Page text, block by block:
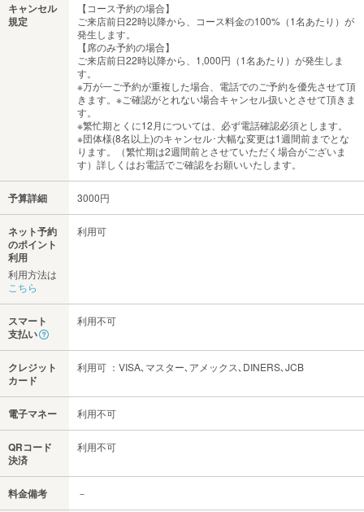
キャンセル
規定
【コース予約の場合】
ご来店前日22時以降から、コース料金の100%（1名あたり）が
発生します。
【席のみ予約の場合】
ご来店前日22時以降から、1,000円（1名あたり）が発生しま
す。
※万が一ご予約が重複した場合、電話でのご予約を優先させて頂
きます。※ご確認がとれない場合キャンセル扱いとさせて頂きま
す。
※繁忙期とくに12月については、必ず電話確認必須とします。
※団体様(8名以上)のキャンセル･大幅な変更は1週間前までとな
ります。（繁忙期は2週間前とさせていただく場合がございま
す）詳しくはお電話でご確認をお願いいたします。
予算詳細 3000円
ネット予約
のポイント
利用
利用方法は
こちら
利用可
スマート
支払い
利用不可
クレジット
カード
利用可 ：VISA､マスター､アメックス､DINERS､JCB
電子マネー 利用不可
QRコード
決済
利用不可
料金備考 －